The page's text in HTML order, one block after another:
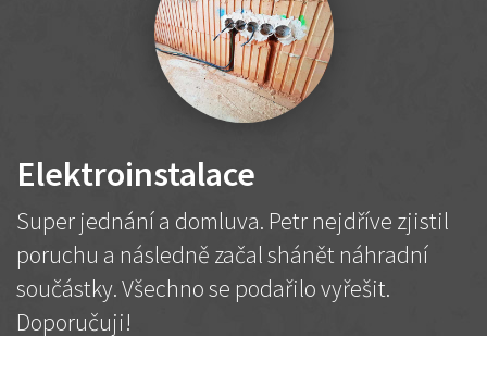
Elektroinstalace
Super jednání a domluva. Petr nejdříve zjistil
poruchu a následně začal shánět náhradní
součástky. Všechno se podařilo vyřešit.
Doporučuji!